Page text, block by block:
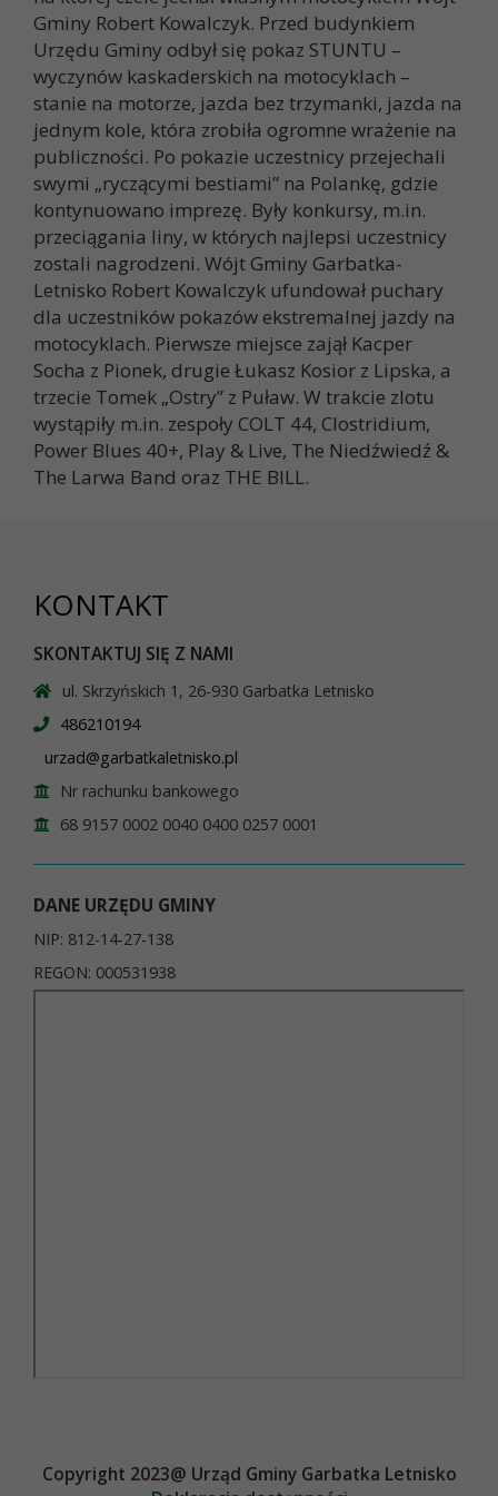
Gminy Robert Kowalczyk. Przed budynkiem
Urzędu Gminy odbył się pokaz STUNTU –
wyczynów kaskaderskich na motocyklach –
stanie na motorze, jazda bez trzymanki, jazda na
jednym kole, która zrobiła ogromne wrażenie na
publiczności. Po pokazie uczestnicy przejechali
swymi „ryczącymi bestiami” na Polankę, gdzie
kontynuowano imprezę. Były konkursy, m.in.
przeciągania liny, w których najlepsi uczestnicy
zostali nagrodzeni. Wójt Gminy Garbatka-
Letnisko Robert Kowalczyk ufundował puchary
dla uczestników pokazów ekstremalnej jazdy na
motocyklach. Pierwsze miejsce zajął Kacper
Socha z Pionek, drugie Łukasz Kosior z Lipska, a
trzecie Tomek „Ostry” z Puław. W trakcie zlotu
wystąpiły m.in. zespoły COLT 44, Clostridium,
Power Blues 40+, Play & Live, The Niedźwiedź &
The Larwa Band oraz THE BILL.
KONTAKT
SKONTAKTUJ SIĘ Z NAMI
ul. Skrzyńskich 1, 26-930 Garbatka Letnisko
486210194
urzad@garbatkaletnisko.pl
Nr rachunku bankowego
68 9157 0002 0040 0400 0257 0001
DANE URZĘDU GMINY
NIP: 812-14-27-138
REGON: 000531938
Copyright 2023@ Urząd Gminy Garbatka Letnisko